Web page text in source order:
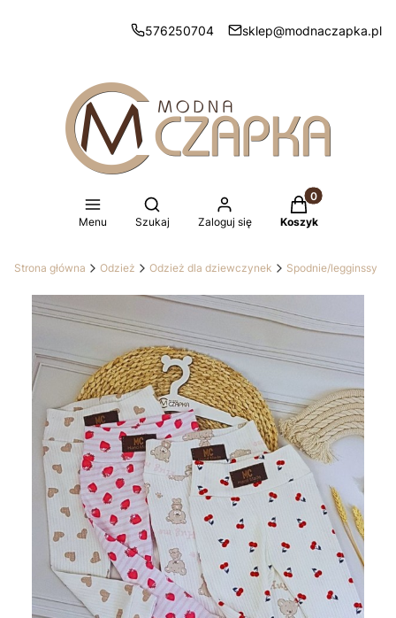
576250704 sklep@modnaczapka.pl
Menu
Otwórz wyszukiwarkę
Szukaj Zaloguj się
Produkty w
Koszyk
Strona główna Odzież Odzież dla dziewczynek Spodnie/legginssy